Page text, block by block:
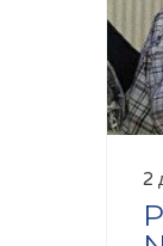
2